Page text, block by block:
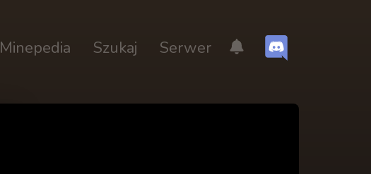
Minepedia Szukaj Serwer